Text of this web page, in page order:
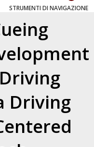
STRUMENTI DI NAVIGAZIONE
Driving